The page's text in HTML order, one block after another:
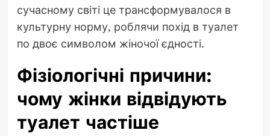
сучасному світі це трансформувалося в
культурну норму, роблячи похід в туалет
по двоє символом жіночої єдності.
Фізіологічні причини:
чому жінки відвідують
туалет частіше